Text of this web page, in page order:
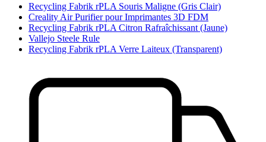
Recycling Fabrik rPLA Souris Maligne (Gris Clair)
Creality Air Purifier pour Imprimantes 3D FDM
Recycling Fabrik rPLA Citron Rafraîchissant (Jaune)
Vallejo Steele Rule
Recycling Fabrik rPLA Verre Laiteux (Transparent)